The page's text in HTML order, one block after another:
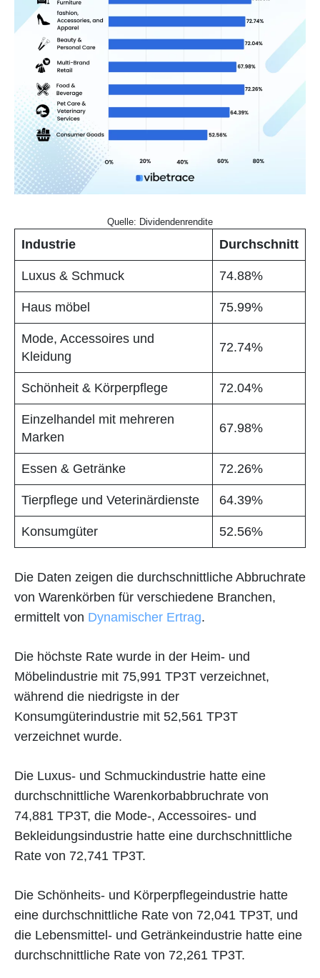
Quelle: Dividendenrendite
Industrie Durchschnitt
Luxus & Schmuck 74.88%
Haus möbel 75.99%
Mode, Accessoires und
Kleidung
72.74%
Schönheit & Körperpflege 72.04%
Einzelhandel mit mehreren
Marken
67.98%
Essen & Getränke 72.26%
Tierpflege und Veterinärdienste 64.39%
Konsumgüter 52.56%
Die Daten zeigen die durchschnittliche Abbruchrate
von Warenkörben für verschiedene Branchen,
ermittelt von Dynamischer Ertrag.
Die höchste Rate wurde in der Heim- und
Möbelindustrie mit 75,991 TP3T verzeichnet,
während die niedrigste in der
Konsumgüterindustrie mit 52,561 TP3T
verzeichnet wurde.
Die Luxus- und Schmuckindustrie hatte eine
durchschnittliche Warenkorbabbruchrate von
74,881 TP3T, die Mode-, Accessoires- und
Bekleidungsindustrie hatte eine durchschnittliche
Rate von 72,741 TP3T.
Die Schönheits- und Körperpflegeindustrie hatte
eine durchschnittliche Rate von 72,041 TP3T, und
die Lebensmittel- und Getränkeindustrie hatte eine
durchschnittliche Rate von 72,261 TP3T.